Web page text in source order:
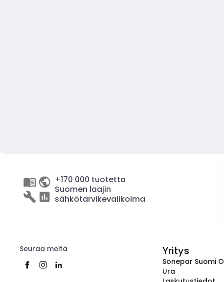
+170 000 tuotetta
Suomen laajin
sähkötarvikevalikoima
Seuraa meitä Yritys
Sonepar Suomi
Ura